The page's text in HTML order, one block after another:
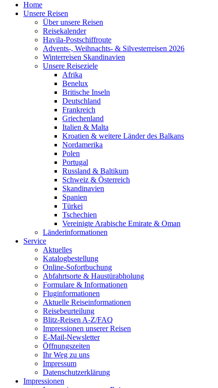
Home
Unsere Reisen
Über unsere Reisen
Reisekalender
Havila-Postschiffroute
Advents-, Weihnachts- & Silvesterreisen 2026
Winterreisen Skandinavien
Unsere Reiseziele
Afrika
Benelux
Britische Inseln
Deutschland
Frankreich
Griechenland
Italien & Malta
Kroatien & weitere Länder des Balkans
Nordamerika
Polen
Portugal
Russland & Baltikum
Schweiz & Österreich
Skandinavien
Spanien
Türkei
Tschechien
Vereinigte Arabische Emirate & Oman
Länderinformationen
Service
Aktuelles
Katalogbestellung
Online-Sofortbuchung
Abfahrtsorte & Haustürabholung
Formulare & Informationen
Fluginformationen
Aktuelle Reiseinformationen
Reisebeurteilung
Blitz-Reisen A-Z/FAQ
Impressionen unserer Reisen
E-Mail-Newsletter
Öffnungszeiten
Ihr Weg zu uns
Impressum
Datenschutzerklärung
Impressionen